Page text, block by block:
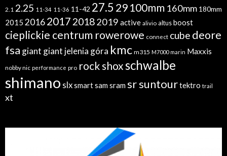
2.1 2.25 11-34 11-36 11-42 27.5 29 100mm 160mm 180mm
2015 20162017 20182019 active alivio altus boost
cieplickie centrum rowerowe connect cube deore
fsa giant giant jelenia góra kmc m315 M7000 marin Maxxis
nobby nic performance pro rock shoxschwalbe
shimano slxsmart sam sramsr suntourtektro trail
xt